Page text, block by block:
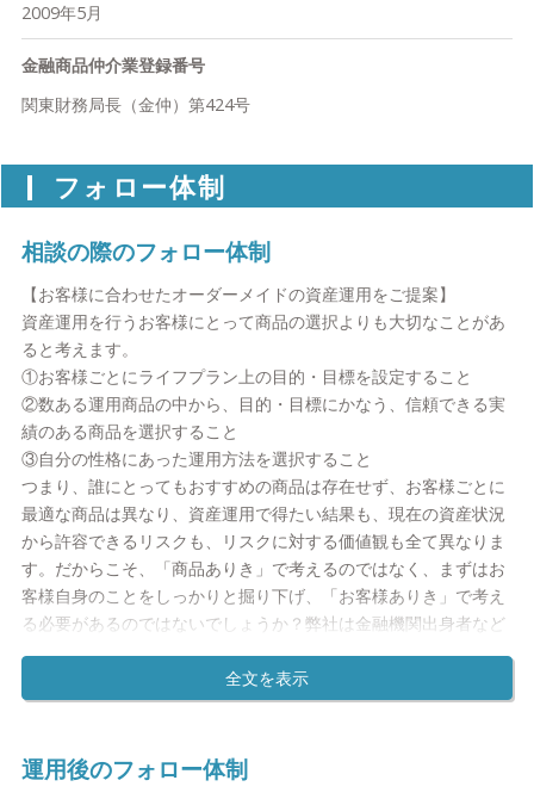
社会保障・年金制度の改定、各種税制度の改定を背景に、金融分
野におけるお客様のニーズは多様化してきている中、お客様自身
ます。私たちはお客様それぞれのニーズにマッチした金融情報・
よりよい人生のための、または法人のお客様の事業の発展のため
の、金融、リスクマネジメント、税務に対する考え方をご提供し
託、住宅ローンなど様々な金融商品を取り扱い、必要に応じて外
部の各種専門家ネットワークを活用することで、お客様のライフ
プラン実現をサポートします。
法人のお客様についても企業リスクマネジメントの観点から財務
体質改善や事業承継といったさまざまなテーマに対し、事業発展
のために具体的な解決策をご提供します。
これらの全てが、私たちが描く「フィナンシャルパートナー」の
本質的な価値であると考えています。ブロードマインドの社名の
由来である「自由闊達」は、それぞれの得意分野を持ったスペシ
ャリストが互いに切磋琢磨し合いながらお客様の期待を超えるサ
ービスをご提供する、という想いを社名に込めたものです。創業
当時の想いは変わらずに、ブロードマインドグループは今後も
「自分らしい未来を歩む人々が溢れる世界を創る」というミッシ
ョンを忘れることなく、新たなサービスの創造をリードしてまい
代表取締役 伊藤清
る課題に合わせて適宜連携をとり、彼らの持つ深い専門知識と経
験、実務能力を活用することで、高度なソリューションをご提供
することが可能です。
2002年の設立以来、10万件を超えるお客様からご相談をいただい
ており、個人・法人、資産形成層・富裕層など、ありとあらゆる
った経験に裏付けされた知識・スキルをもとに、お客様のライフ
【私たちのミッション】
私たちはサービス業として革新を起こし続け、自分らしい未来を
歩む人々があふれる世界を創る今や私たちが暮らす日本において
も、昔のようにお金のことは企業や国に任せていれば問題なく生
活ができていた時代は終わり、一人ひとりが自分のお金のことは
自分で考えていくことが求められる場面が増えています。そのよ
うな状況の中において私たちの仕事は、単なる商品提供にとどま
らず、お客様の望むライフプランの実現をサポートすること。多
くのお客様に真の豊かさをもたらすため、これまでの金融業界の
既成概念にとらわれず、新しいサービスを創り出し、提供するこ
とに挑戦し続けます。
【ブロードマインドには資産運用のパートナー、「IFA」が在
くの証券会社でしょうか？
2009年5月
金融商品仲介業登録番号
関東財務局長（金仲）第424号
フォロー体制
相談の際のフォロー体制
【お客様に合わせたオーダーメイドの資産運用をご提案】
資産運用を行うお客様にとって商品の選択よりも大切なことがあ
ると考えます。
①お客様ごとにライフプラン上の目的・目標を設定すること
②数ある運用商品の中から、目的・目標にかなう、信頼できる実
績のある商品を選択すること
③自分の性格にあった運用方法を選択すること
つまり、誰にとってもおすすめの商品は存在せず、お客様ごとに
最適な商品は異なり、資産運用で得たい結果も、現在の資産状況
から許容できるリスクも、リスクに対する価値観も全て異なりま
す。だからこそ、「商品ありき」で考えるのではなく、まずはお
客様自身のことをしっかりと掘り下げ、「お客様ありき」で考え
る必要があるのではないでしょうか？弊社は金融機関出身者など
資産運用に精通した担当がお客様のライフプラン、資産運用の目
的・目標をお聞きし、オーダーメイドの資産運用プランを作成い
たします。そして、分散投資・長期保有という投資の原則を遵守
ートを行い、資産運用プランの実現のお手伝いします。
運用後のフォロー体制